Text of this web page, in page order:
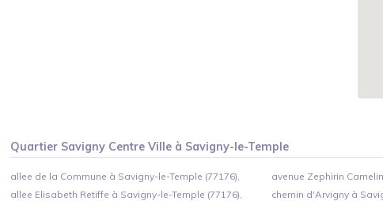
Quartier Savigny Centre Ville à Savigny-le-Temple
allee de la Commune à Savigny-le-Temple (77176),
allee Elisabeth Retiffe à Savigny-le-Temple (77176),
avenue Zephirin
chemin d'Arvigny à